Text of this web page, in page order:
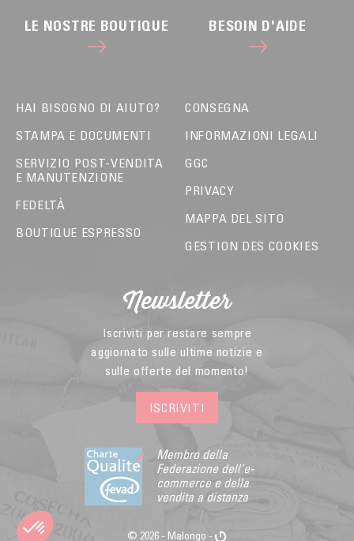
LE NOSTRE BOUTIQUE BESOIN D'AIDE
HAI BISOGNO DI AIUTO?
STAMPA E DOCUMENTI
SERVIZIO POST-VENDITA
E MANUTENZIONE
FEDELTÀ
BOUTIQUE ESPRESSO
CONSEGNA
INFORMAZIONI LEGALI
GGC
PRIVACY
MAPPA DEL SITO
GESTION DES COOKIES
Newsletter
Iscriviti per restare sempre
aggiornato sulle ultime notizie e
sulle offerte del momento!
ISCRIVITI
Membro della
Federazione dell’e-
commerce e della
vendita a distanza
© 2026 - Malongo -